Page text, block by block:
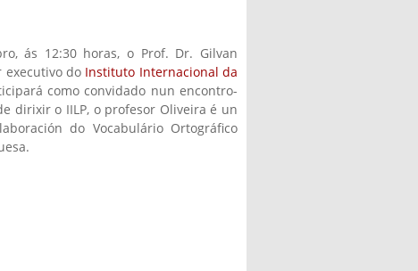
ás 12:30 horas, o Prof. Dr. Gilvan
do Instituto Internacional da
como convidado nun encontro-
dirixir o IILP, o profesor Oliveira é un
do Vocabulário Ortográfico